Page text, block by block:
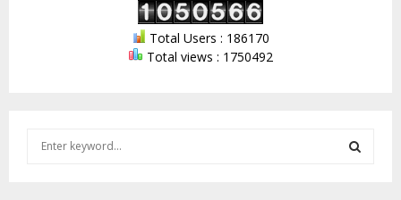
Total Users : 186170
Total views : 1750492